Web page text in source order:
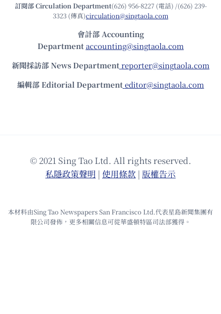
訂閱部 Circulation Department(626) 956-8227 (電話) /(626) 239-
3323 (傳真)circulation@singtaola.com
會計部 Accounting
Department accounting@singtaola.com
新聞採訪部 News Department reporter@singtaola.com
編輯部 Editorial Department editor@singtaola.com
© 2021 Sing Tao Ltd. All rights reserved.
私隱政策聲明 | 使⽤條款 | 版權告⽰
本材料由Sing Tao Newspapers San Francisco Ltd.代表星島新聞集團有
限公司發佈，更多相關信息可從華盛頓特區司法部獲得。